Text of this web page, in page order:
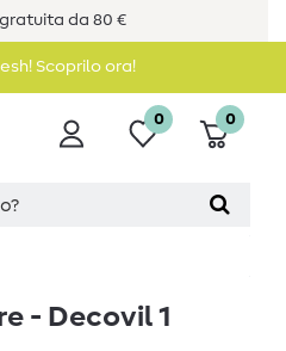
da 80 €
Scoprilo ora!
0 0
- Decovil 1